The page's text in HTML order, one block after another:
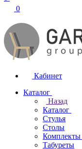
0
Кабинет
Каталог
Назад
Каталог
Стулья
Столы
Комплекты
Табуреты